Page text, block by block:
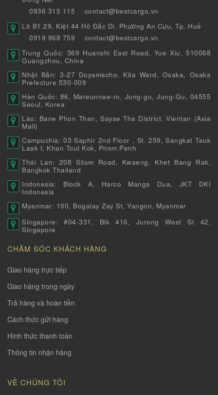
0936 315 115
contact@bestcargo.vn
Lô B1.29, Kiệt 44 Hồ Đắc Di, Phường An Cựu, Tp. Huế
0919 968 759
contact@bestcargo.vn
Trung Quốc: 369 Huanshi East Road, Yue Xiu, 510068
Guangzhou, China
Nhật Bản: 3-27 Doyamacho, Kita Ward, Osaka, Osaka
Prefecture 530-009
Hàn Quốc: 86, Mareunnae-ro, Jung-gu, Jung-Gu, 04555
Seoul, Korea
Lào: Bane Phon Than, Sayse Tha District, Vientan (Asia
Mall)
Campuchia: 03 Saphir 2nd Floor , St. 259, Sangkat Teuk
Laak I, Khan Toul Kok, Pnom Penh
Thái Lan: 208 Silom Road, Kwaeng, Khet Bang Rak,
Bangkok Thailand
Indonesia: Block A, Harco Manga Dua, JKT DKI
Indonesia
Myanmar: 190, Bogalay Zay St, Yangon, Myanmar
Singapore: #04-331, Blk 416, Jurong West St 42,
Singapore
CHĂM SÓC KHÁCH HÀNG
Giao hàng trực tiếp
Giao hàng trong ngày
Trả hàng và hoàn tiền
Cách thức gửi hàng
Hình thức thanh toàn
Thông tin nhận hàng
VỀ CHÚNG TÔI